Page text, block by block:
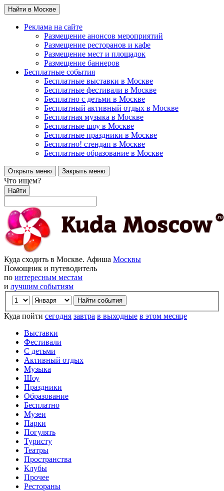
Найти в Москве
Реклама на сайте
Размещение анонсов мероприятий
Размещение ресторанов и кафе
Размещение мест и площадок
Размещение баннеров
Бесплатные события
Бесплатные выставки в Москве
Бесплатные фестивали в Москве
Бесплатно с детьми в Москве
Бесплатный активный отдых в Москве
Бесплатная музыка в Москве
Бесплатные шоу в Москве
Бесплатные праздники в Москве
Бесплатно! стендап в Москве
Бесплатные образование в Москве
Открыть меню Закрыть меню
Что ищем?
Найти
Куда сходить в Москве. Афиша Москвы
Помощник и путеводитель
по интересным местам
и лучшим событиям
Куда пойти сегодня завтра в выходные в этом месяце
Выставки
Фестивали
С детьми
Активный отдых
Музыка
Шоу
Праздники
Образование
Бесплатно
Музеи
Парки
Погулять
Туристу
Театры
Пространства
Клубы
Прочее
Рестораны